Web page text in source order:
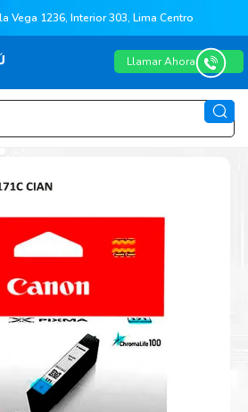
Vega 1236, Interior 303, Lima Centro
Llamar Ahora